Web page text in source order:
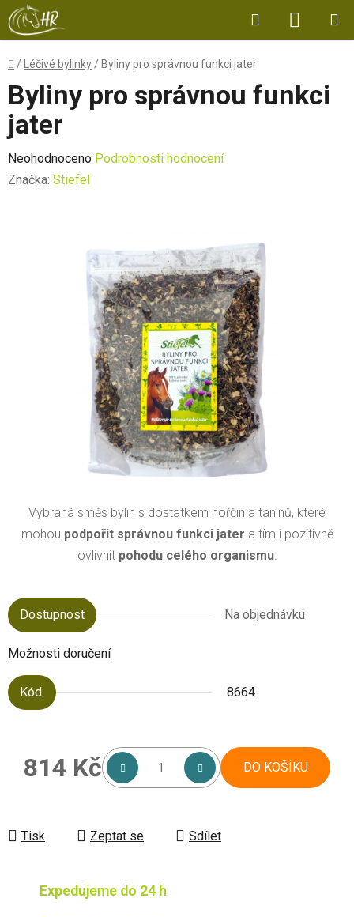
Přejít
na
obsah
Hledat
KOŠÍK
Domů
/ Léčivé bylinky / Byliny pro správnou funkci jater
Vybraná směs bylin s dostatkem hořčin a taninů, které
mohou podpořit správnou funkci jater a tím i pozitivně
ovlivnit pohodu celého organismu.
Dostupnost Na objednávku
Možnosti doručení
Kód: 8664
814 Kč DO KOŠÍKU
Tisk Zeptat se Sdílet
Byliny pro správnou funkci
jater
Průměrné
hodnocení
Neohodnoceno Podrobnosti hodnocení
Značka: Stiefel
Expedujeme do 24 h